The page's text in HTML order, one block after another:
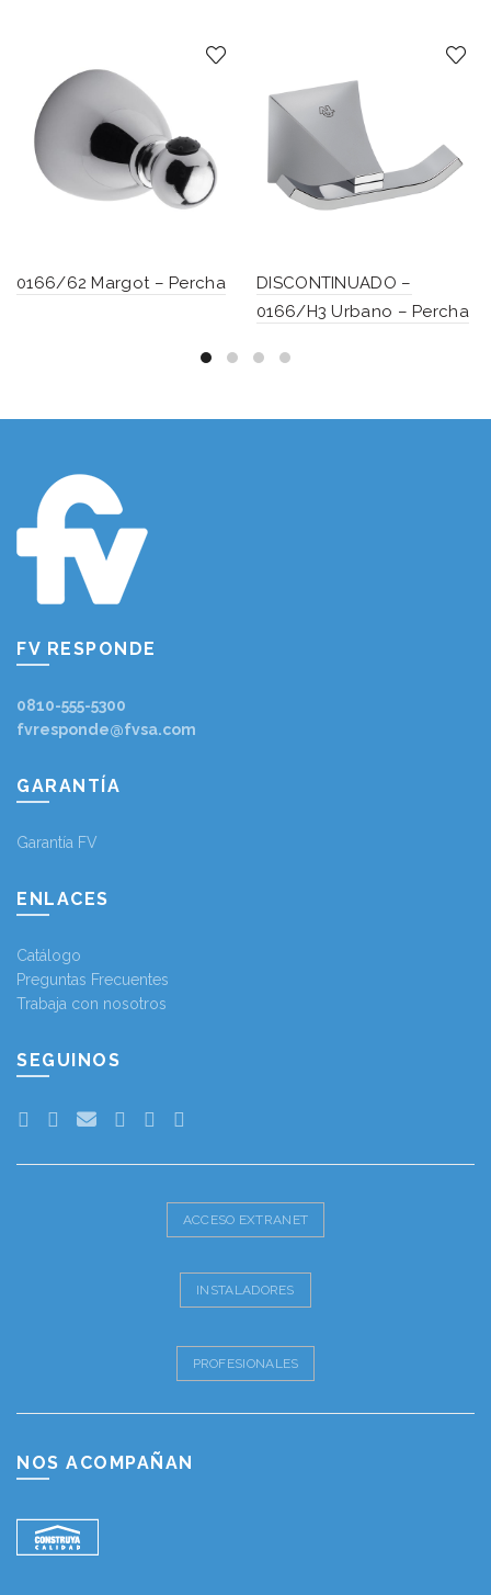
0166/62 Margot – Percha
DISCONTINUADO –
0166/H3 Urbano – Percha
FV RESPONDE
0810-555-5300
fvresponde@fvsa.com
GARANTÍA
Garantía FV
ENLACES
Catálogo
Preguntas Frecuentes
Trabaja con nosotros
SEGUINOS
ACCESO EXTRANET
INSTALADORES
PROFESIONALES
NOS ACOMPAÑAN